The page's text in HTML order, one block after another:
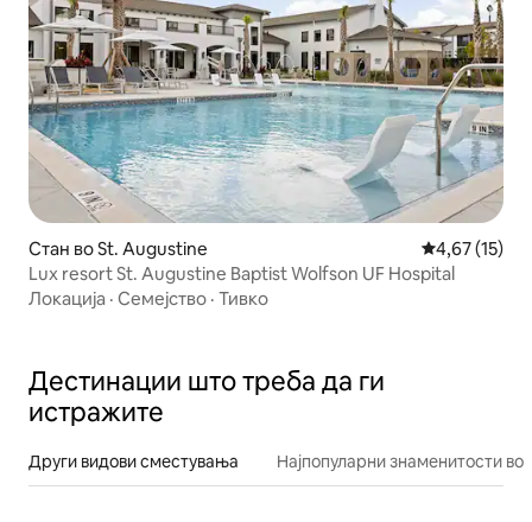
Стан во St. Augustine Просечна
4,67 (15)
Lux resort St. Augustine Baptist Wolfson UF Hospital
Локација · Семејство · Тивко
Дестинации што треба да ги
истражите
Други видови сместувања Најпопуларни знаменитости во